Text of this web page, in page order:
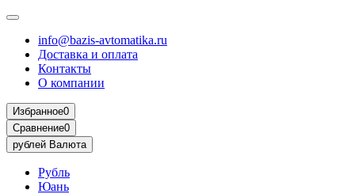
info@bazis-avtomatika.ru
Доставка и оплата
Контакты
О компании
Избранное0
Сравнение0
рублей Валюта
Рубль
Юань